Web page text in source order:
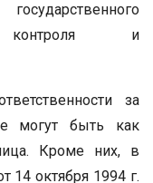
контроля и
за
могут быть как
Кроме них, в
14 октября 1994 г.